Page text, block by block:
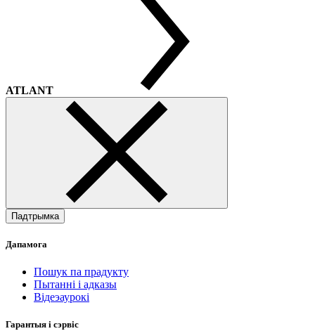
ATLANT
Падтрымка
Дапамога
Пошук па прадукту
Пытанні і адказы
Відеэаурокі
Гарантыя і сэрвіс